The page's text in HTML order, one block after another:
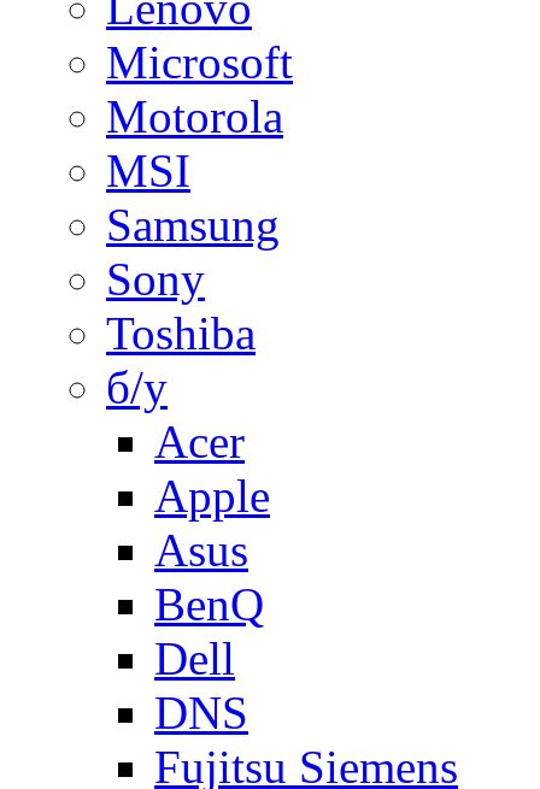
Microsoft
Motorola
MSI
Samsung
Sony
Toshiba
б/у
Acer
Apple
Asus
BenQ
Dell
DNS
Fujitsu Siemens